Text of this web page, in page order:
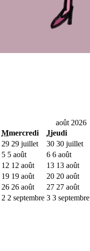
août 2026
Mmercredi Jjeudi
29 29 juillet 30 30 juillet
5 5 août 6 6 août
12 12 août 13 13 août
19 19 août 20 20 août
26 26 août 27 27 août
2 2 septembre 3 3 septembre